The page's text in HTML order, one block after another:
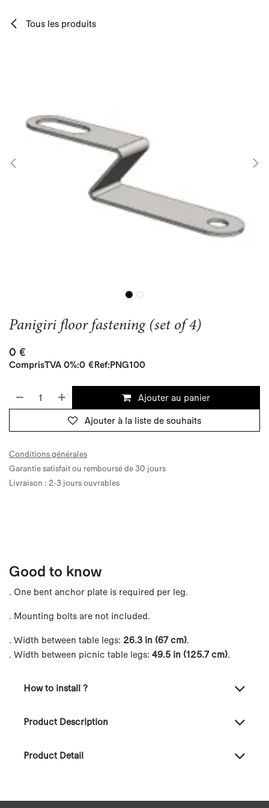
Tous les produits
Panigiri floor fastening (set of 4)
0 €
ComprisTVA 0%:0 €Ref:PNG100
Ajouter au panier
Ajouter à la liste de souhaits
Conditions générales
Garantie satisfait ou remboursé de 30 jours
Livraison : 2-3 jours ouvrables
Good to know
. One bent anchor plate is required per leg.
. Mounting bolts are not included.
. Width between table legs: 26.3 in (67 cm).
. Width between picnic table legs: 49.5 in (125.7 cm).
How to install ?
Product Description
Product Detail